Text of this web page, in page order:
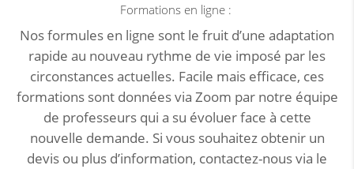
Formations en ligne :
Nos formules en ligne sont le fruit d’une adaptation
rapide au nouveau rythme de vie imposé par les
circonstances actuelles. Facile mais efficace, ces
formations sont données via Zoom par notre équipe
de professeurs qui a su évoluer face à cette
nouvelle demande. Si vous souhaitez obtenir un
devis ou plus d’information, contactez-nous via le